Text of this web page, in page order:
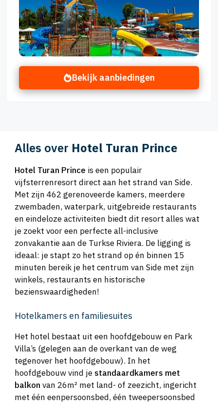
Bekijk aanbiedingen
Alles over Hotel Turan Prince
Hotel Turan Prince is een populair
vijfsterrenresort direct aan het strand van Side.
Met zijn 462 gerenoveerde kamers, meerdere
zwembaden, waterpark, uitgebreide restaurants
en eindeloze activiteiten biedt dit resort alles wat
je zoekt voor een perfecte all-inclusive
zonvakantie aan de Turkse Riviera. De ligging is
ideaal: je stapt zo het strand op én binnen 15
minuten bereik je het centrum van Side met zijn
winkels, restaurants en historische
bezienswaardigheden!
Hotelkamers en familiesuites
Het hotel bestaat uit een hoofdgebouw en Park
Villa’s (gelegen aan de overkant van de weg
tegenover het hoofdgebouw). In het
hoofdgebouw vind je standaardkamers met
balkon van 26m² met land- of zeezicht, ingericht
met één eenpersoonsbed, één tweepersoonsbed